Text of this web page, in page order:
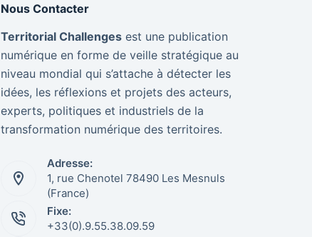
Nous Contacter
Territorial Challengesest une publication
numérique en forme de veille stratégique au
niveau mondial qui s’attache à détecter les
idées, les réflexions et projets des acteurs,
experts, politiques et industriels de la
transformation numérique des territoires.
Adresse:
1, rue Chenotel 78490 Les Mesnuls
(France)
Fixe:
+33(0).9.55.38.09.59